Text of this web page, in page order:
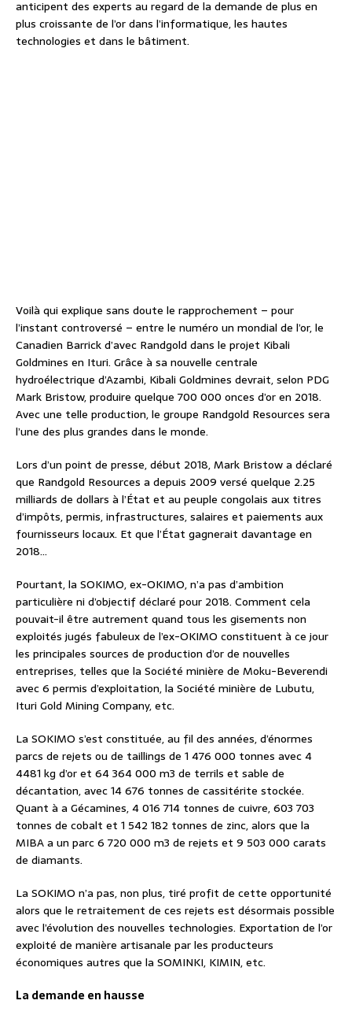
anticipent des experts au regard de la demande de plus en
plus croissante de l’or dans l’informatique, les hautes
technologies et dans le bâtiment.
Voilà qui explique sans doute le rapprochement – pour
l’instant controversé – entre le numéro un mondial de l’or, le
Canadien Barrick d’avec Randgold dans le projet Kibali
Goldmines en Ituri. Grâce à sa nouvelle centrale
hydroélectrique d’Azambi, Kibali Goldmines devrait, selon PDG
Mark Bristow, produire quelque 700 000 onces d’or en 2018.
Avec une telle production, le groupe Randgold Resources sera
l’une des plus grandes dans le monde.
Lors d’un point de presse, début 2018, Mark Bristow a déclaré
que Randgold Resources a depuis 2009 versé quelque 2.25
milliards de dollars à l’État et au peuple congolais aux titres
d’impôts, permis, infrastructures, salaires et paiements aux
fournisseurs locaux. Et que l’État gagnerait davantage en
2018…
Pourtant, la SOKIMO, ex-OKIMO, n’a pas d’ambition
particulière ni d’objectif déclaré pour 2018. Comment cela
pouvait-il être autrement quand tous les gisements non
exploités jugés fabuleux de l’ex-OKIMO constituent à ce jour
les principales sources de production d’or de nouvelles
entreprises, telles que la Société minière de Moku-Beverendi
avec 6 permis d’exploitation, la Société minière de Lubutu,
Ituri Gold Mining Company, etc.
La SOKIMO s’est constituée, au fil des années, d’énormes
parcs de rejets ou de taillings de 1 476 000 tonnes avec 4
4481 kg d’or et 64 364 000 m3 de terrils et sable de
décantation, avec 14 676 tonnes de cassitérite stockée.
Quant à a Gécamines, 4 016 714 tonnes de cuivre, 603 703
tonnes de cobalt et 1 542 182 tonnes de zinc, alors que la
MIBA a un parc 6 720 000 m3 de rejets et 9 503 000 carats
de diamants.
La SOKIMO n’a pas, non plus, tiré profit de cette opportunité
alors que le retraitement de ces rejets est désormais possible
avec l’évolution des nouvelles technologies. Exportation de l’or
exploité de manière artisanale par les producteurs
économiques autres que la SOMINKI, KIMIN, etc.
La demande en hausse